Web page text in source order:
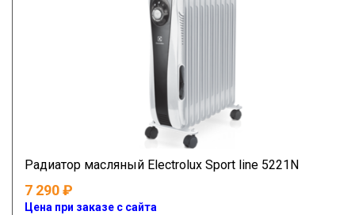
Радиатор масляный Electrolux Sport line 5221N
7 290
Цена при заказе с сайта